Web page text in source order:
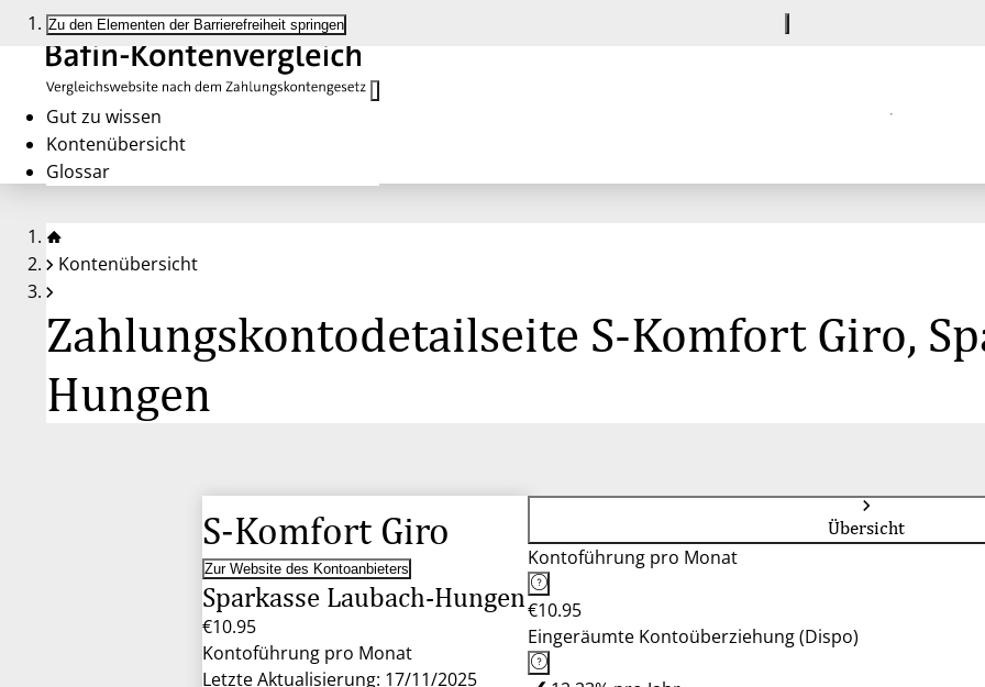
Zu den Elementen der Barrierefreiheit springen
Gut zu wissen
Kontenübersicht
Glossar
Kontenübersicht
Zahlungskontodetailseite S-Komfort Giro,
Hungen
S-Komfort Giro
Zur Website des Kontoanbieters
Sparkasse Laubach-Hungen
€10.95
Kontoführung pro Monat
Letzte Aktualisierung: 17/11/2025
Übersicht
Kontoführung pro Monat
€10.95
Eingeräumte Kontoüberziehung (Dispo)